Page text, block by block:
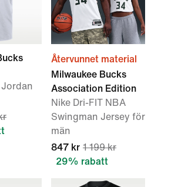
Återvunnet material
Milwaukee Bucks
Association Edition
Nike Dri-FIT NBA
Swingman Jersey för
män
847 kr 1 199 kr
29% rabatt